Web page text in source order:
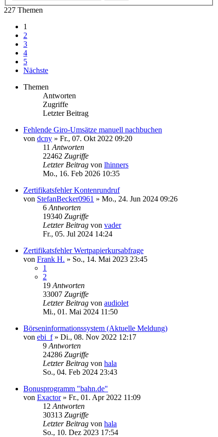
227 Themen
1
2
3
4
5
Nächste
Themen
Antworten
Zugriffe
Letzter Beitrag
Fehlende Giro-Umsätze manuell nachbuchen
von dcny » Fr., 07. Okt 2022 09:20
11 Antworten
22462 Zugriffe
Letzter Beitrag von lhinners
Mo., 16. Feb 2026 10:35
Zertifikatsfehler Kontenrundruf
von StefanBecker0961 » Mo., 24. Jun 2024 09:26
6 Antworten
19340 Zugriffe
Letzter Beitrag von vader
Fr., 05. Jul 2024 14:24
Zertifikatsfehler Wertpapierkursabfrage
von Frank H. » So., 14. Mai 2023 23:45
1
2
19 Antworten
33007 Zugriffe
Letzter Beitrag von audiolet
Mi., 01. Mai 2024 11:50
Börseninformationssystem (Aktuelle Meldung)
von ebi_f» Di., 08. Nov 2022 12:17
9 Antworten
24286 Zugriffe
Letzter Beitrag von hala
So., 04. Feb 2024 23:43
Bonusprogramm "bahn.de"
von Exactor» Fr., 01. Apr 2022 11:09
12 Antworten
30313 Zugriffe
Letzter Beitrag von hala
So., 10. Dez 2023 17:54